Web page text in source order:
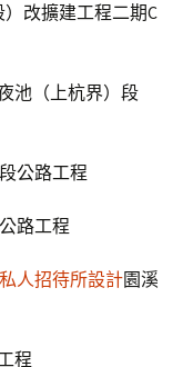
改擴建工程二期C
池（上杭界）段
公路工程
路工程
私人招待所設計園溪
程